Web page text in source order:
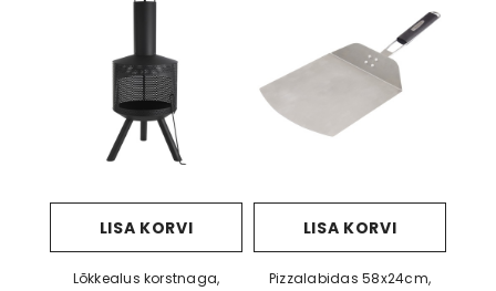
LISA KORVI
Lõkkealus korstnaga,
LISA KORVI
Pizzalabidas 58x24cm,